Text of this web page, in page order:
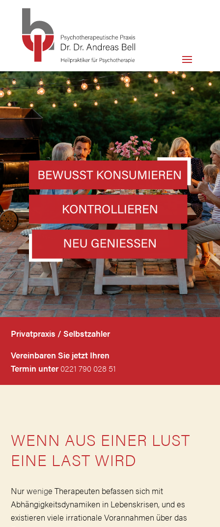
Privatpraxis / Selbstzahler
Vereinbaren Sie jetzt Ihren
Termin unter 0221 790 028 51
WENN AUS EINER LUST
EINE LAST WIRD
Nur wenige Therapeuten befassen sich mit
Abhängigkeitsdynamiken in Lebenskrisen, und es
existieren viele irrationale Vorannahmen über das